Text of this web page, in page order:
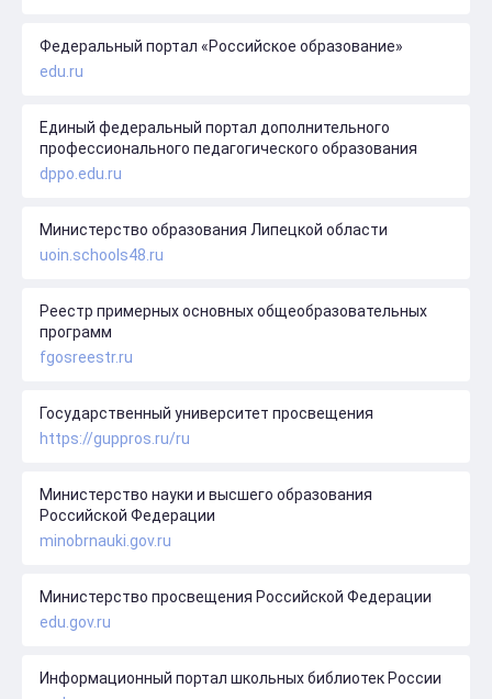
Федеральный портал «Российское образование»
edu.ru
Единый федеральный портал дополнительного
профессионального педагогического образования
dppo.edu.ru
Министерство образования Липецкой области
uoin.schools48.ru
Реестр примерных основных общеобразовательных
программ
fgosreestr.ru
Государственный университет просвещения
https://guppros.ru/ru
Министерство науки и высшего образования
Российской Федерации
minobrnauki.gov.ru
Министерство просвещения Российской Федерации
edu.gov.ru
Информационный портал школьных библиотек России